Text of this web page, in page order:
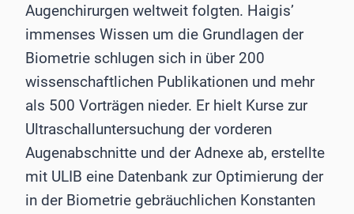
Augenchirurgen weltweit folgten. Haigis’
immenses Wissen um die Grundlagen der
Biometrie schlugen sich in über 200
wissenschaftlichen Publikationen und mehr
als 500 Vorträgen nieder. Er hielt Kurse zur
Ultraschalluntersuchung der vorderen
Augenabschnitte und der Adnexe ab, erstellte
mit ULIB eine Datenbank zur Optimierung der
in der Biometrie gebräuchlichen Konstanten